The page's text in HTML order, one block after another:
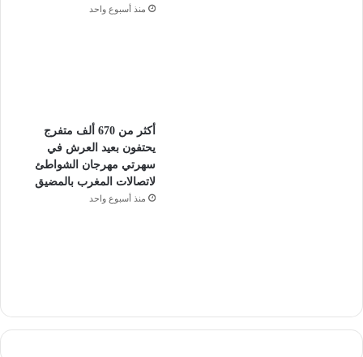
منذ أسبوع واحد
أكثر من 670 ألف متفرج
يحتفون بعيد العرش في
سهرتي مهرجان الشواطئ
لاتصالات المغرب بالمضيق
منذ أسبوع واحد